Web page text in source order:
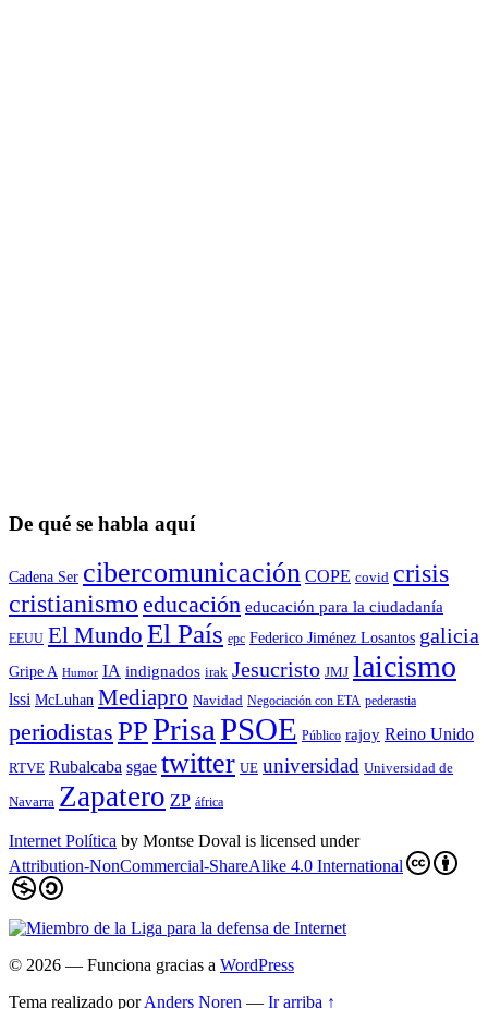
De qué se habla aquí
Cadena Ser cibercomunicación COPE covid crisis
cristianismo educación educación para la ciudadaní­a
EEUU El Mundo El País epc Federico Jiménez Losantos galicia
Gripe A Humor IA indignados irak Jesucristo JMJ laicismo
lssi McLuhan Mediapro Navidad Negociación con ETA pederastia
periodistas PPPrisaPSOE Público rajoy Reino Unido
RTVE Rubalcaba sgae twitter UE universidad Universidad de
Navarra Zapatero ZP áfrica
Internet Política by Montse Doval is licensed under
Attribution-NonCommercial-ShareAlike 4.0 International
© 2026 — Funciona gracias a WordPress
Tema realizado porAnders Noren — Ir arriba ↑